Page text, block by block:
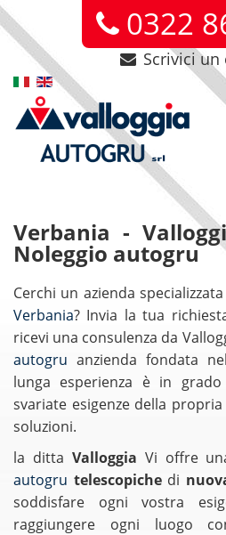
0322
Scrivici un
Verbania -
Noleggio autogru
Cerchi un azienda
Verbania? Invia la tua
ricevi una consulenza da
autogru anzienda fondata
lunga esperienza è in
svariate esigenze della
soluzioni.
la ditta Valloggia Vi offre
autogru telescopiche di
soddisfare ogni vostra
raggiungere ogni luogo